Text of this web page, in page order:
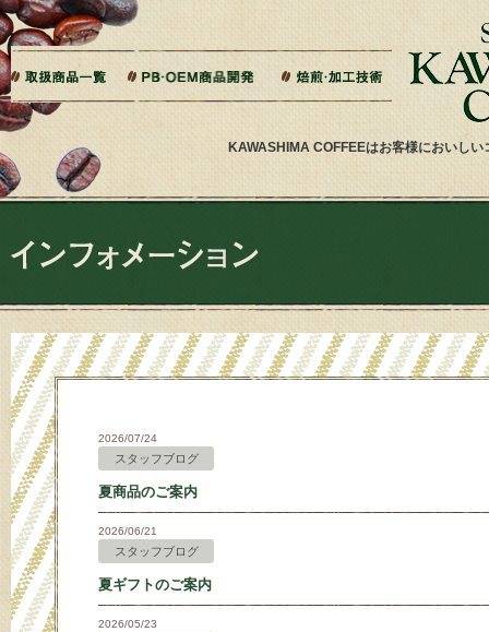
KAWASHIMA COFFEEはお客様においし
本文へジャンプ
ドリップバッグ加工
ティーバッグ加工
リキッドコーヒー加工
オーダー焙煎
パッケージデザイン・印刷
2026/07/24
スタッフブログ
夏商品のご案内
2026/06/21
スタッフブログ
夏ギフトのご案内
2026/05/23